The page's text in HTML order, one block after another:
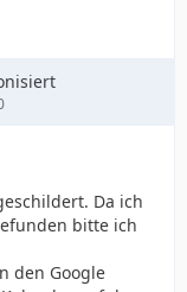
Da ich
bitte ich
den Google